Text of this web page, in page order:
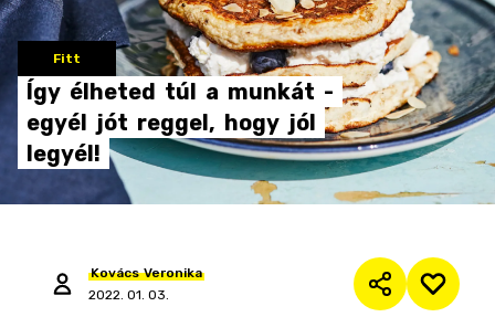
Fitt
Így élheted túl a munkát -
egyél jót reggel, hogy jól
legyél!
Kovács Veronika
2022. 01. 03.